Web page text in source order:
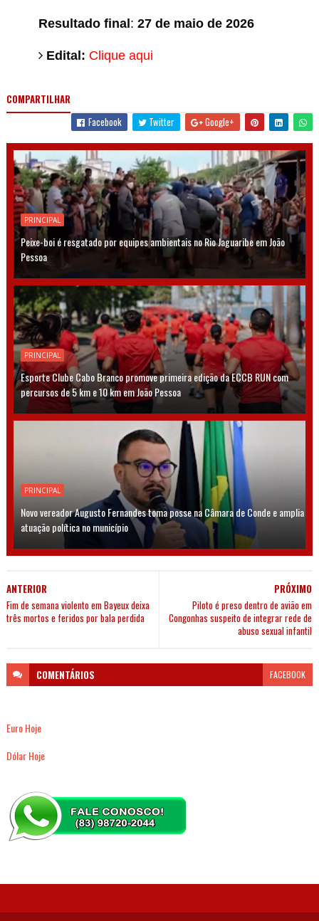
Resultado final : 27 de maio de 2026
Edital: Clique aqui
COMPARTILHAR
Facebook
Twitter Google+
PRINCIPAL
Peixe-boi é resgatado por equipes ambientais no Rio Jaguaribe em João
Pessoa
PRINCIPAL
Esporte Clube Cabo Branco promove primeira edição da ECCB RUN com
percursos de 5 km e 10 km em João Pessoa
PRINCIPAL
Novo vereador Augusto Fernandes toma posse na Câmara de Conde e amplia
atuação política no município
PRÓXIMO
Piloto é preso dentro de avião em
Congonhas suspeito de integrar rede de
abuso sexual infantil
ANTERIOR
Fim de semana violento em Bayeux deixa
três mortos e feridos por bala perdida
COMENTÁRIOS FACEBOOK
Euro Hoje
Dólar Hoje